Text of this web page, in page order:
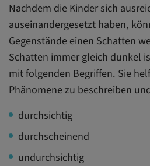
Nachdem die Kinder sich
auseinandergesetzt haben,
Gegenstände einen Schatten
Schatten immer gleich dunkel
mit folgenden Begriffen. Sie
Phänomene zu beschreiben
durchsichtig
durchscheinend
undurchsichtig